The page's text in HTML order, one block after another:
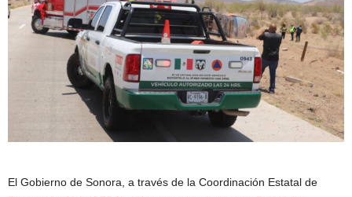
El Gobierno de Sonora, a través de la Coordinación Estatal de